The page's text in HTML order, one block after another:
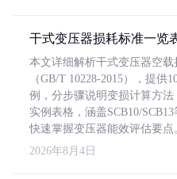
干式变压器损耗标准一览
本文详细解析干式变压器空
（GB/T 10228-2015），提供
例，分步骤说明变损计算方
实例表格，涵盖SCB10/
快速掌握变压器能效评估要点
2026年8月4日